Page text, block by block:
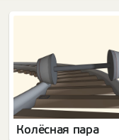
Колёсная пара